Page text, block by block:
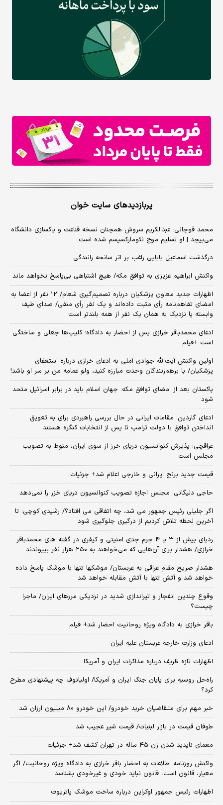
پربازدیدهای سایت خوان
محمد قوچانی: عبدالکریم سروش همچنان نسخه قناعت و پاکسازی دانشگاه
می‌پیچد | او تسلیم موج نئومارکسیسم شده است
درگذشت اسماعیل بابایی راغب بر اثر سانحه رانندگی
واکنش ابراهیم عزیزی به توافق مکه/ هیچ اشتباهی بی‌پاسخ نخواهد ماند
اظهارات جدید معاون پزشکیان درباره تصمیم‌گیری شعام/ ۱۲ نفر از اعضا به
امضای تفاهم‌نامه رأی مثبت داده‌اند و یک نفر رأی منفی/ صدای طیف
وابسته یا نزدیک به همان یک نفر از همه بلندتر است
ادعای محمدباقر خرازی پس از احضار به دادگاه؛ کلیپ‌ها جعلی و ساختگی
است +فیلم
اولین واکنش آیت‌الله جوادی آملی به ادعای خرازی درباره استعفای
پزشکیان/ با برهم‌زنندگان وحدت مبارزه کنید، ولو عمامه من بر سر او باشد!
پاکستان بعد از امضای توافق مکه: جهان اسلام باید در برابر اسرائیل متحد
شود
ادعای گاردین: مقامات ایرانی در حال بررسی راهبردی برای به تعویق
انداختن توافق با دولت ترامپ تا پس از انتخابات کنگره هستند
عراقچی: پذیرش کنوانسیون دریای خرز از سوی ایران، منوط به تصویب
مجلس است
قیمت جدید برنج ایرانی و خارجی اعلام شد+ جزئیات
حاجی دلیگانی: مجلس اجازه تصویب کنوانسیون دریای خزر را نمی‌دهد
اگر جلیلی رئیس جمهور می شد، چه اتفاقی می افتاد؟/ رشیدی کوچی: تا
آخرین لحظه تلاش کردیم از درگیری جلوگیری شود
ردپای بیش از ۳ یا ۴ جرم جدی امنیتی و کیفری در گفته های محمدباقر
خرازی/ هشدار برای آن‌هایی که می‌خواهند به ۲۵۰ هزار نفر بپیوندند
هشدار صریح مقام عراقی به عربستان/ موشکها تنها با موشک پاسخ داده
خواهد شد و آتش تنها با آتش مقابله خواهد شد
وقوع چندین انفجار و تیراندازی شدید در نزدیکی مرز‌های ایران/ ماجرا
چیست؟
باقر خرازی به دادگاه ویژه روحانیت احضار شد+ فیلم
ادعای وزارت خارجه عربستان علیه ایران
اظهارات تازه ظریف درباره مذاکرات ایران و آمریکا
راه‌حل روسیه برای پایان جنگ ایران و آمریکا/ اولیانوف چه پیشنهادی مطرح
کرد؟
خبر مهم برای متقاضیان خرید خودرو/ این خودرو ۸۰ میلیون ارزان شد
طوفان قیمت در بازار لبنیات/ قیمت شیر عجیب شد
معمای ناپدید شدن زن ۴۵ ساله در تهران کشف شد+ جزئیات
واکنش روزنامه اطلاعات به احضار باقر خرازی به دادگاه ویژه روحانیت/ اگر
معیار، قانون است، قانون نباید خودی و غیرخودی بشناسد
اظهارات رئیس جمهور اوکراین درباره ساخت موشک پاتریوت